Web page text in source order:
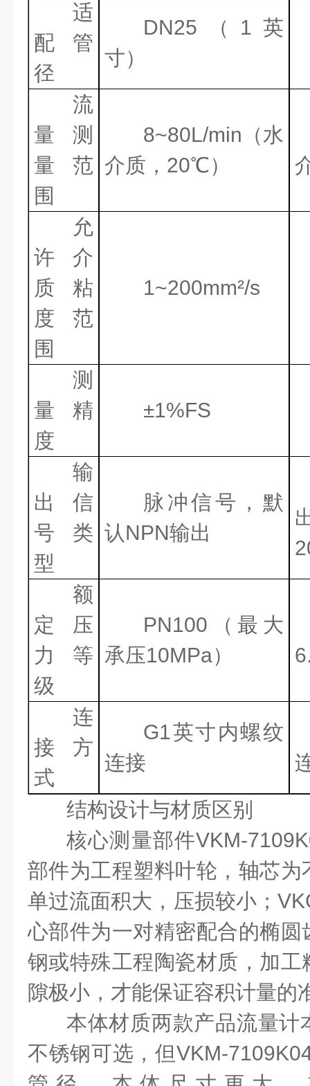
适
配管
径
DN25 （ 1 英
寸）
流
量测
量范
围
8~80L/min （水
介质， 20℃）
允
许介
质粘
度范
围
1~200mm²/s
测
量精
度
±1%FS
输
出信
号类
型
脉冲信号，默
认NPN输出
额
定压
力等
级
PN100 （最大
承压10MPa）
连
接方
式
G1英寸内螺纹
连接
结构设计与材质区别
核心测量部件VKM-
部件为工程塑料叶轮，轴芯
单过流面积大，压损较小；
心部件为一对精密配合的椭
钢或特殊工程陶瓷材质，加
隙极小，才能保证容积计量的
本体材质两款产品流量计
不锈钢可选，但VKM-